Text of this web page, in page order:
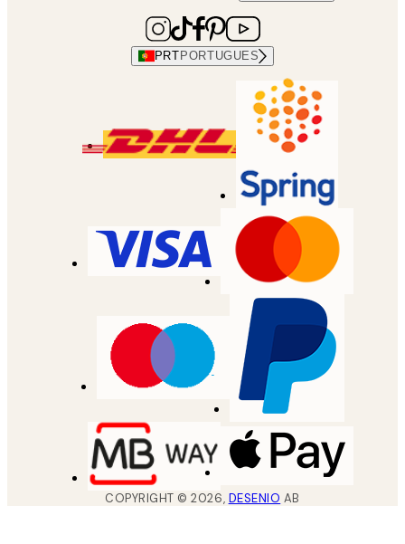
PRT PORTUGUES
COPYRIGHT ©2026, DESENIO AB